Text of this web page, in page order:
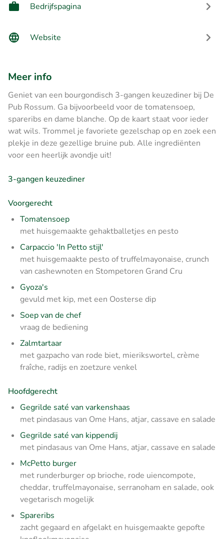
Bedrijfspagina
Website
Meer info
Geniet van een bourgondisch 3-gangen keuzediner bij De
Pub Rossum. Ga bijvoorbeeld voor de tomatensoep,
spareribs en dame blanche. Op de kaart staat voor ieder
wat wils. Trommel je favoriete gezelschap op en zoek een
plekje in deze gezellige bruine pub. Alle ingrediënten
voor een heerlijk avondje uit!
3-gangen keuzediner
Voorgerecht
Tomatensoep
met huisgemaakte gehaktballetjes en pesto
Carpaccio 'In Petto stijl'
met huisgemaakte pesto of truffelmayonaise, crunch
van cashewnoten en Stompetoren Grand Cru
Gyoza's
gevuld met kip, met een Oosterse dip
Soep van de chef
vraag de bediening
Zalmtartaar
met gazpacho van rode biet, mierikswortel, crème
fraîche, radijs en zoetzure venkel
Hoofdgerecht
Gegrilde saté van varkenshaas
met pindasaus van Ome Hans, atjar, cassave en salade
Gegrilde saté van kippendij
met pindasaus van Ome Hans, atjar, cassave en salade
McPetto burger
met runderburger op brioche, rode uiencompote,
cheddar, truffelmayonaise, serranoham en salade, ook
vegetarisch mogelijk
Spareribs
zacht gegaard en afgelakt en huisgemaakte gepofte